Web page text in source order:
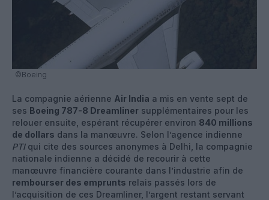
©Boeing
La compagnie aérienne Air India a mis en vente sept de
ses Boeing 787-8 Dreamliner supplémentaires pour les
relouer ensuite, espérant récupérer environ 840 millions
de dollars dans la manœuvre. Selon l’agence indienne
PTIqui cite des sources anonymes à Delhi, la compagnie
nationale indienne a décidé de recourir à cette
manœuvre financière courante dans l’industrie afin de
rembourser des emprunts relais passés lors de
l’acquisition de ces Dreamliner, l’argent restant servant